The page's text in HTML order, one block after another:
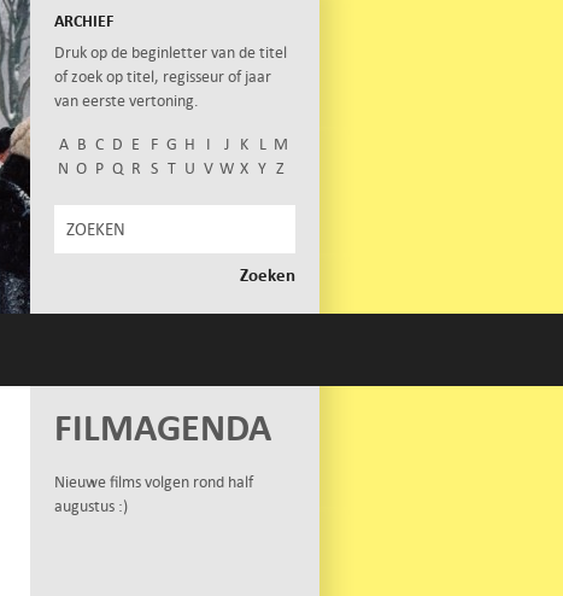
ARCHIEF
Druk op de beginletter van de titel
of zoek op titel, regisseur of jaar
van eerste vertoning.
A B C D E F G H I J K L M
N O P Q R S T U V W X Y Z
FILMAGENDA
Nieuwe films volgen rond half
augustus :)